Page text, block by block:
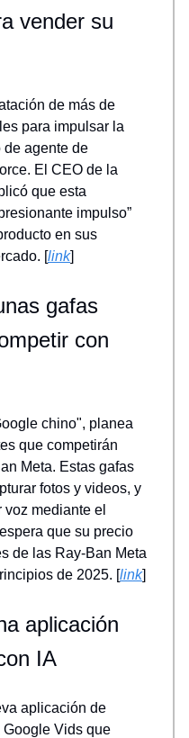
vender su
de más de
para impulsar la
de agente de
El CEO de la
que esta
impulso”
en sus
[link]
gafas
con
chino", planea
que competirán
Meta. Estas gafas
fotos y videos, y
mediante el
que su precio
de las Ray-Ban Meta
de 2025. [link]
aplicación
IA
aplicación de
Vids que